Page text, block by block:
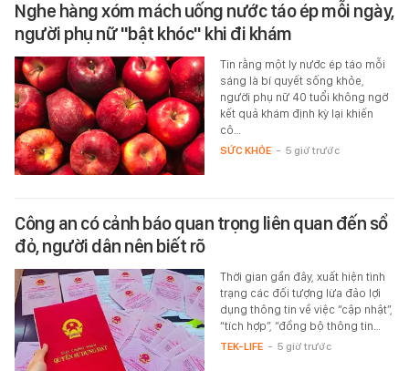
Nghe hàng xóm mách uống nước táo ép mỗi ngày,
người phụ nữ "bật khóc" khi đi khám
Tin rằng một ly nước ép táo mỗi
sáng là bí quyết sống khỏe,
người phụ nữ 40 tuổi không ngờ
kết quả khám định kỳ lại khiến
cô…
SỨC KHỎE - 5 giờ trước
Công an có cảnh báo quan trọng liên quan đến sổ
đỏ, người dân nên biết rõ
Thời gian gần đây, xuất hiện tình
trạng các đối tượng lừa đảo lợi
dụng thông tin về việc “cập nhật”,
“tích hợp”, “đồng bộ thông tin…
TEK-LIFE - 5 giờ trước